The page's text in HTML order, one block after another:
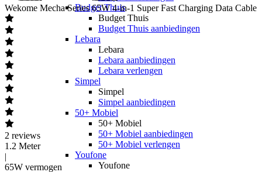
Budget Thuis
Budget Thuis
Budget Thuis aanbiedingen
Lebara
Lebara
Lebara aanbiedingen
Lebara verlengen
Simpel
Simpel
Simpel aanbiedingen
50+ Mobiel
50+ Mobiel
50+ Mobiel aanbiedingen
50+ Mobiel verlengen
Youfone
Youfone
Wekome Mecha Series 65W 4-in-1 Super Fast Charging Data Cable
2 reviews
1.2 Meter
|
65W vermogen